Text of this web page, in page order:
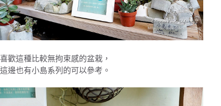
喜歡這種比較無拘束感的盆栽，
這邊也有小島系列的可以參考。